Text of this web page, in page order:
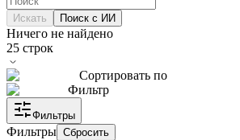
Искать Поиск с ИИ
Ничего не найдено
25 строк
Сортировать по
Фильтр
Фильтры
Фильтры Сбросить